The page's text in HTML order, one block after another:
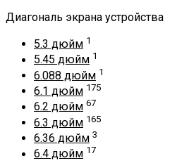
Диагональ экрана устройства
5.3 дюйм 1
5.45 дюйм 1
6.088 дюйм 1
6.1 дюйм 175
6.2 дюйм 67
6.3 дюйм 165
6.36 дюйм 3
6.4 дюйм 17